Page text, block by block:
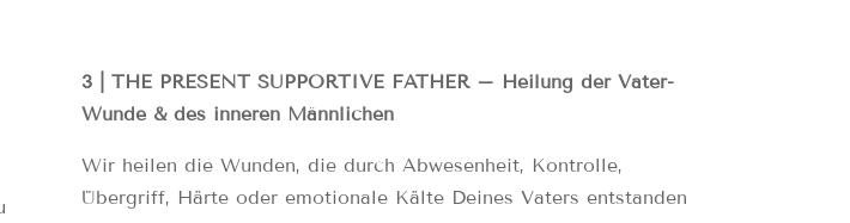
3 | THE PRESENT SUPPORTIVE FATHER – Heilung der Vater-
Wunde & des inneren Männlichen
Wir heilen die Wunden, die durch Abwesenheit, Kontrolle,
Übergriff, Härte oder emotionale Kälte Deines Vaters entstanden